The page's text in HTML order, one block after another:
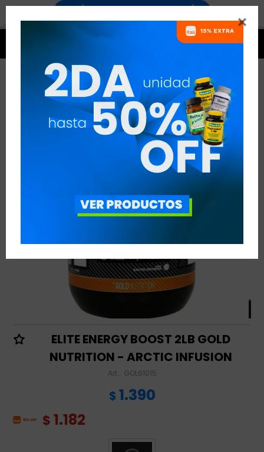

ELITE ENERGY BOOST 2LB GOLD
NUTRITION - ARCTIC INFUSION
GOL61015
$ 1.390
$ 1.182